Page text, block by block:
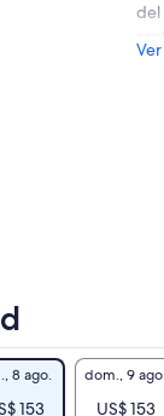
del
8 ago.
153
dom., 9 ago.
US$ 153